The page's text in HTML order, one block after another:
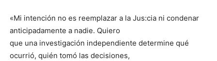
«Mi intención no es reemplazar a la Jus:cia ni condenar
anticipadamente a nadie. Quiero
que una investigación independiente determine qué
ocurrió, quién tomó las decisiones,